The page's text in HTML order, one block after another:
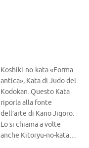
Koshiki-no-kata «Forma
antica», Kata di Judo del
Kodokan. Questo Kata
riporla alla fonte
dell’arte di Kano Jigoro.
Lo si chiama a volte
anche Kitoryu-no-kata…